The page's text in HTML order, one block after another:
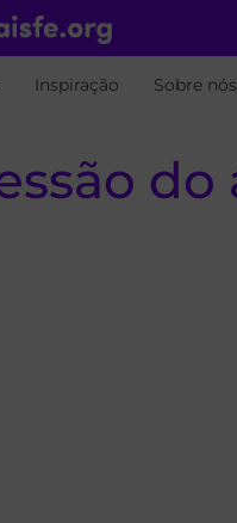
Inspiração Sobre nós